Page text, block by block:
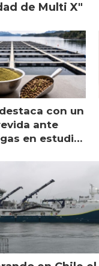
de Multi X"
con un
ante
en estudio